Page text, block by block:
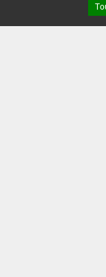
DATE DE FIN DE
-